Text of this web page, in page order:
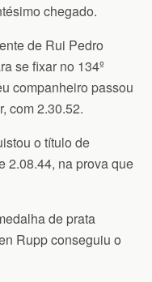
chegado.
de Rui Pedro
se fixar no 134º
companheiro passou
com 2.30.52.
o título de
2.08.44, na prova que
de prata
Rupp conseguiu o